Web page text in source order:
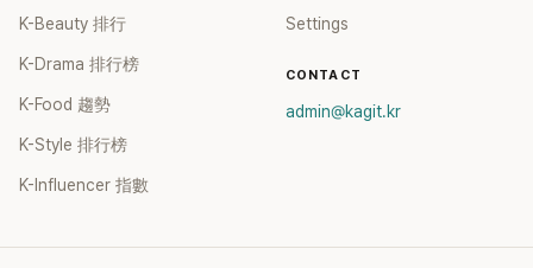
K-Beauty 排行
K-Drama 排行榜
K-Food 趨勢
K-Style 排行榜
K-Influencer 指數
Settings
CONTACT
admin@kagit.kr